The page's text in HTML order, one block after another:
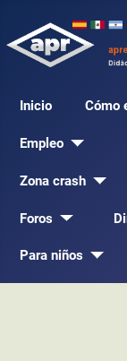
Inicio Cómo
Empleo
Zona crash
Foros
Para niños